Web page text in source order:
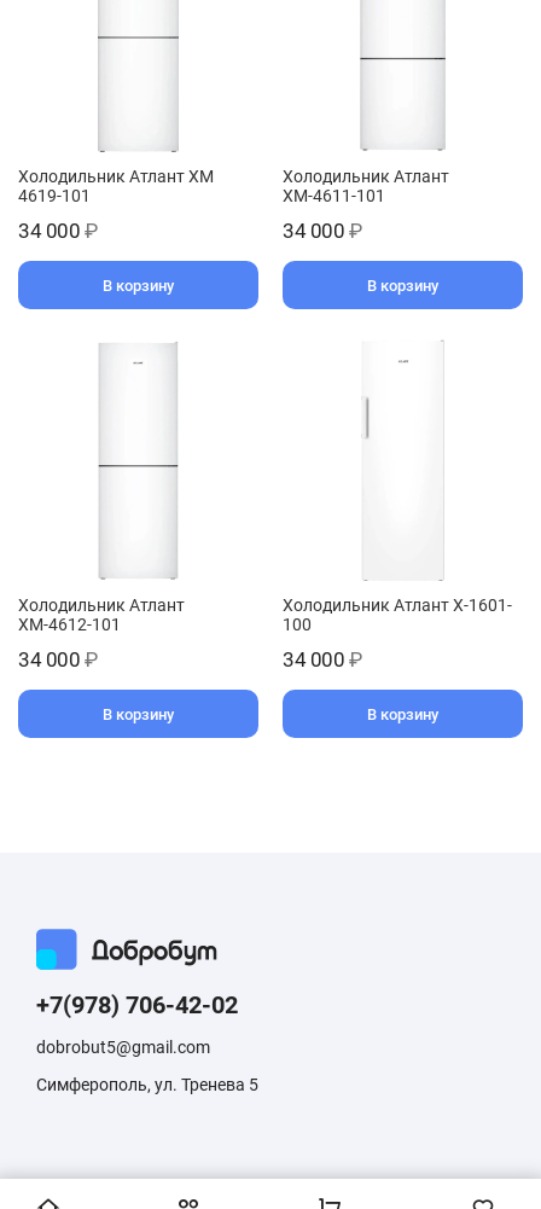
Холодильник Атлант ХМ
4619-101
34 000 ₽
В корзину
Холодильник Атлант
ХМ-4611-101
34 000 ₽
В корзину
Холодильник Атлант
ХМ-4612-101
34 000 ₽
В корзину
Холодильник Атлант Х-1601-
100
34 000 ₽
В корзину
+7(978) 706-42-02
dobrobut5@gmail.com
Симферополь, ул. Тренева 5
Информация, размещенная на сайте, не является публичной